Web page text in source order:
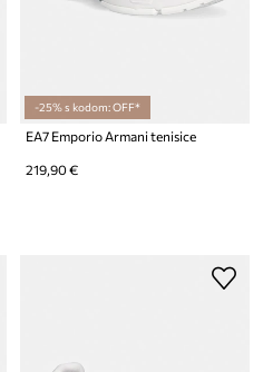
-25% s kodom: OFF*
EA7 Emporio Armani tenisice
219,90 €